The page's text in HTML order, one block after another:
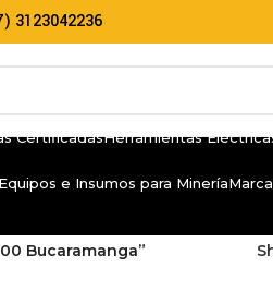
3123042236
CertificadasHerramientas
Equipos e Insumos para Minería
Bucaramanga”